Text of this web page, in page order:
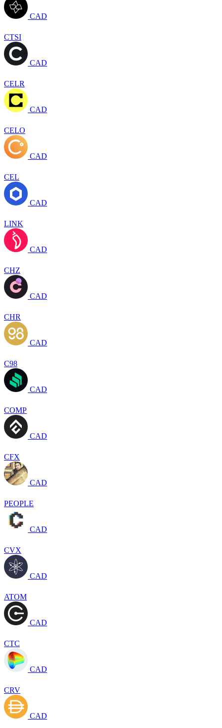
CAD
CTSI
CAD
CELR
CAD
CELO
CAD
CEL
CAD
LINK
CAD
CHZ
CAD
CHR
CAD
C98
CAD
COMP
CAD
CFX
CAD
PEOPLE
CAD
CVX
CAD
ATOM
CAD
CTC
CAD
CRV
CAD